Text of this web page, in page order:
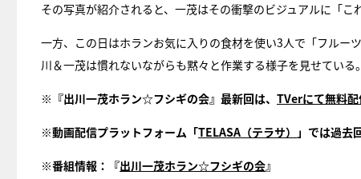
その写真が紹介されると、一茂はその衝撃のビジュアルに「こ
一方、この日はホランお気に入りの食材を使い3人で「フル
川＆一茂は慣れないながらも黙々と作業する様子を見せている。
※『出川一茂ホラン☆フシギの会』最新回は、 TVerにて無料配
※動画配信プラットフォーム「TELASA（テラサ） 」では過去
※番組情報：『出川一茂ホラン☆フシギの会』